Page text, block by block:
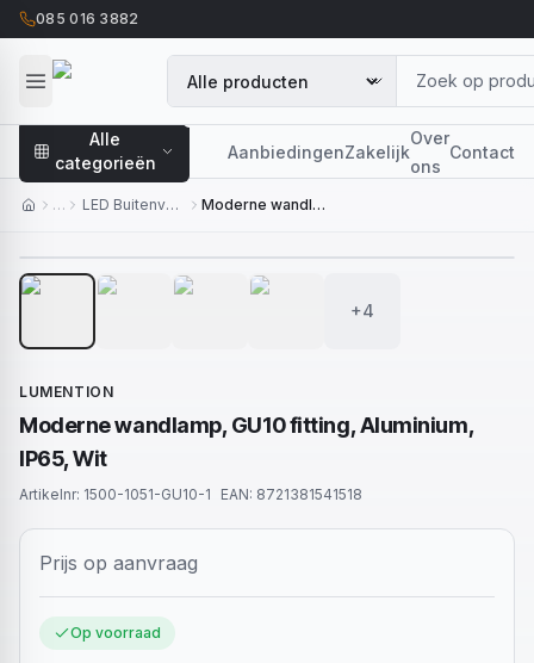
085 016 3882
Alle
categorieën
AanbiedingenZakelijk
Over
ons
Contact
… LED Buitenverlichting
Moderne wandlamp, GU10 fitting, Aluminium, IP65, Wit
+4
LUMENTION
Moderne wandlamp, GU10 fitting, Aluminium,
IP65, Wit
Artikelnr: 1500-1051-GU10-1 EAN: 8721381541518
Prijs op aanvraag
Op voorraad